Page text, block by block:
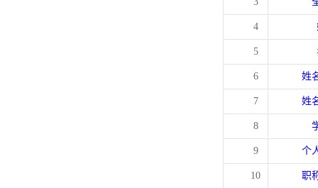
4
5
6 姓
7 姓
8
9 个
10 职